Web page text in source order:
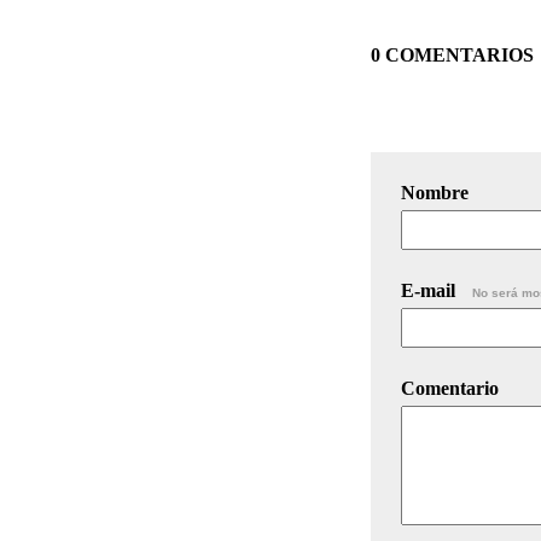
0 COMENTARIOS
Nombre
E-mail No será
Comentario